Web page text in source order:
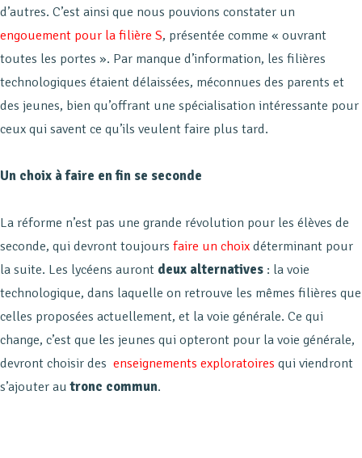
d’autres. C’est ainsi que nous pouvions constater un
engouement pour la filière S, présentée comme « ouvrant
toutes les portes ». Par manque d’information, les filières
technologiques étaient délaissées, méconnues des parents et
des jeunes, bien qu’offrant une spécialisation intéressante pour
ceux qui savent ce qu’ils veulent faire plus tard.
Un choix à faire en fin se seconde
La réforme n’est pas une grande révolution pour les élèves de
seconde, qui devront toujours faire un choixdéterminant pour
la suite. Les lycéens auront deux alternatives : la voie
technologique, dans laquelle on retrouve les mêmes filières que
celles proposées actuellement, et la voie générale. Ce qui
change, c’est que les jeunes qui opteront pour la voie générale,
devront choisir des enseignements exploratoires qui viendront
s’ajouter autronc commun.